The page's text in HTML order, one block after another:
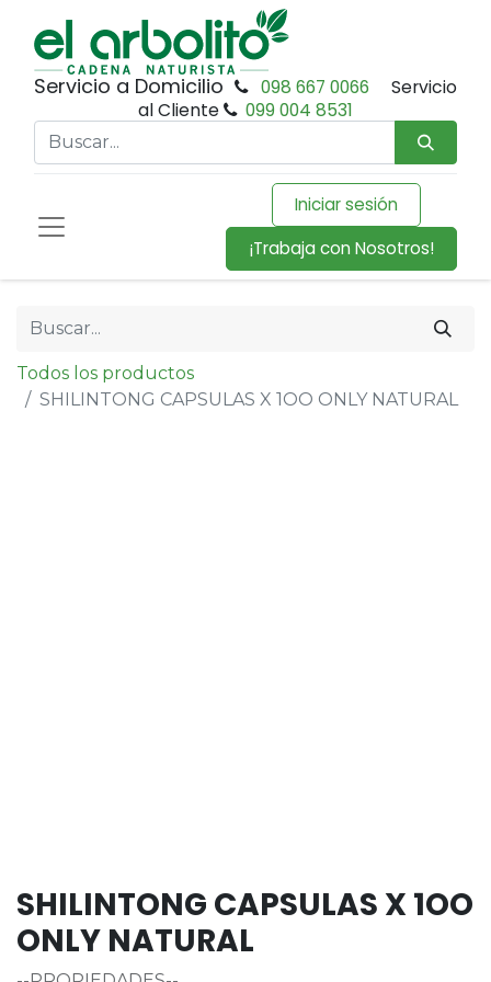
Servicio a Domicilio 098 667 0066
Servicio
al Cliente
099 004 8531
Iniciar sesión
¡Trabaja con Nosotros!
Todos los productos
SHILINTONG CAPSULAS X 1OO ONLY NATURAL
SHILINTONG CAPSULAS X 1OO
ONLY NATURAL